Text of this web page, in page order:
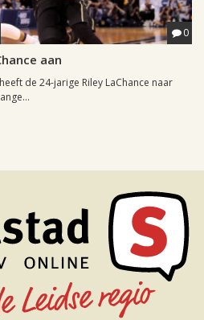
0
aan
de 24-jarige Riley LaChance naar